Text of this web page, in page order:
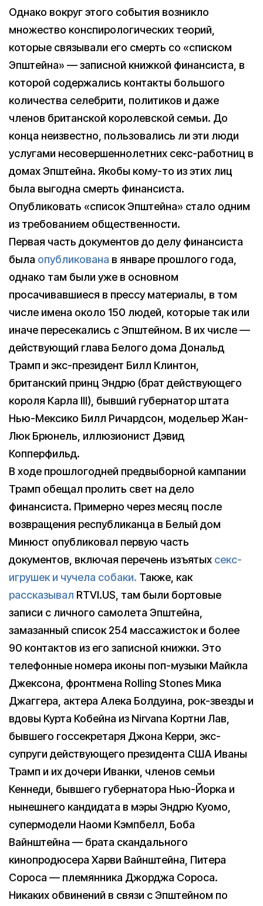
Однако вокруг этого события возникло
множество конспирологических теорий,
которые связывали его смерть со «списком
Эпштейна» — записной книжкой финансиста, в
которой содержались контакты большого
количества селебрити, политиков и даже
членов британской королевской семьи. До
конца неизвестно, пользовались ли эти люди
услугами несовершеннолетних секс-работниц в
домах Эпштейна. Якобы кому-то из этих лиц
была выгодна смерть финансиста.
Опубликовать «список Эпштейна» стало одним
из требованием общественности.
Первая часть документов до делу финансиста
была опубликована в январе прошлого года,
однако там были уже в основном
просачивавшиеся в прессу материалы, в том
числе имена около 150 людей, которые так или
иначе пересекались с Эпштейном. В их числе —
действующий глава Белого дома Дональд
Трамп и экс-президент Билл Клинтон,
британский принц Эндрю (брат действующего
короля Карла III), бывший губернатор штата
Нью-Мексико Билл Ричардсон, модельер Жан-
Люк Брюнель, иллюзионист Дэвид
Копперфильд.
В ходе прошлогодней предвыборной кампании
Трамп обещал пролить свет на дело
финансиста. Примерно через месяц после
возвращения республиканца в Белый дом
Минюст опубликовал первую часть
документов, включая перечень изъятых секс-
игрушек и чучела собаки. Также, как
рассказывал RTVI.US, там были бортовые
записи с личного самолета Эпштейна,
замазанный список 254 массажисток и более
90 контактов из его записной книжки. Это
телефонные номера иконы поп-музыки Майкла
Джексона, фронтмена Rolling Stones Мика
Джаггера, актера Алека Болдуина, рок-звезды и
вдовы Курта Кобейна из Nirvana Кортни Лав,
бывшего госсекретаря Джона Керри, экс-
супруги действующего президента США Иваны
Трамп и их дочери Иванки, членов семьи
Кеннеди, бывшего губернатора Нью-Йорка и
нынешнего кандидата в мэры Эндрю Куомо,
супермодели Наоми Кэмпбелл, Боба
Вайнштейна — брата скандального
кинопродюсера Харви Вайнштейна, Питера
Сороса — племянника Джорджа Сороса.
Никаких обвинений в связи с Эпштейном по